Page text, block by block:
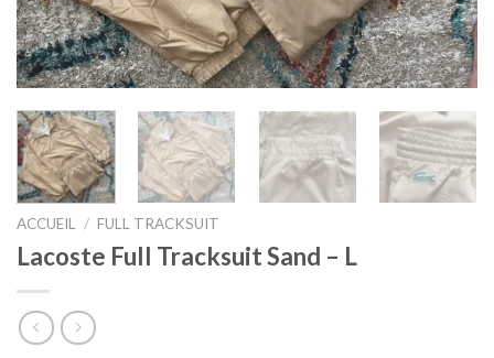
ACCUEIL / FULL TRACKSUIT
Lacoste Full Tracksuit Sand – L